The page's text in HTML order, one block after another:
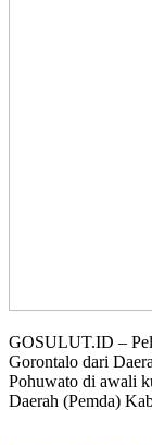
GOSULUT.ID –
Gorontalo dari
Pohuwato di awali
Daerah (Pemda)